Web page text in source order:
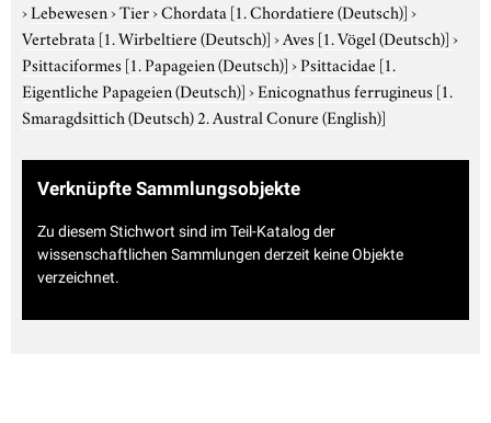
›Lebewesen›Tier›Chordata [1. Chordatiere (Deutsch)]›
Vertebrata [1. Wirbeltiere (Deutsch)]›Aves [1. Vögel (Deutsch)]›
Psittaciformes [1. Papageien (Deutsch)]›Psittacidae [1.
Eigentliche Papageien (Deutsch)]›Enicognathus ferrugineus [1.
Smaragdsittich (Deutsch) 2. Austral Conure (English)]
Verknüpfte Sammlungsobjekte
Zu diesem Stichwort sind im Teil-Katalog der
wissenschaftlichen Sammlungen derzeit keine Objekte
verzeichnet.